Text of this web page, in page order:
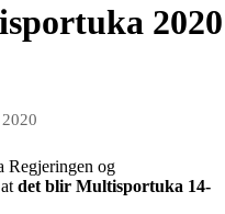
2020
Regjeringen og
det blir Multisportuka 14-